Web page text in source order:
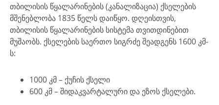
თბილისის წყალარინების (კანალიზაცია) ქსელების
მშენებლობა 1835 წელს დაიწყო. დღეისთვის,
თბილისის წყალარინების სისტემა თვითდინებით
მუშაობს. ქსელების საერთო სიგრძე შეადგენს 1600 კმ-
ს:
1000 კმ – ქუჩის ქსელი
600 კმ – შიდაკვარტალური და ეზოს ქსელები.